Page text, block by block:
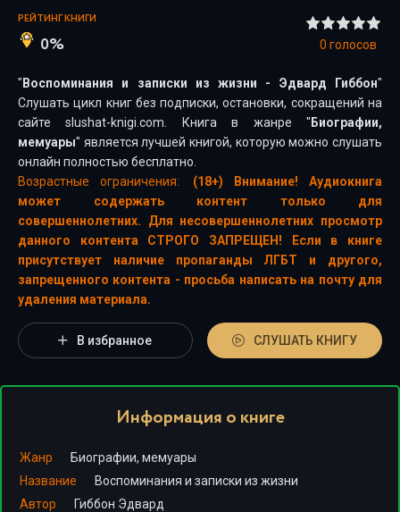
РЕЙТИНГ КНИГИ
0% 0 голосов
" Воспоминания и записки из жизни - Эдвард Гиббон"
Слушать цикл книг без подписки, остановки, сокращений на
сайте slushat-knigi.com. Книга в жанре " Биографии,
мемуары" является лучшей книгой, которую можно слушать
онлайн полностью бесплатно.
Возрастные ограничения:
(18+) Внимание! Аудиокнига
может содержать контент только для
совершеннолетних. Для несовершеннолетних просмотр
данного контента СТРОГО ЗАПРЕЩЕН! Если в книге
присутствует наличие пропаганды ЛГБТ и другого,
запрещенного контента - просьба написать на почту для
удаления материала.
В избранное СЛУШАТЬ КНИГУ
Информация о книге
Жанр
Биографии, мемуары
Название
Воспоминания и записки из жизни
Автор
Гиббон Эдвард